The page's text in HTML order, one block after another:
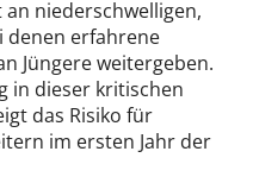
niederschwelligen,
denen erfahrene
Jüngere weitergeben.
in dieser kritischen
das Risiko für
im ersten Jahr der